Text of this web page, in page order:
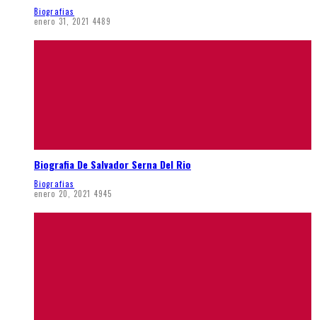
Biografias
enero 31, 2021 4489
Biografia De Salvador Serna Del Rio
Biografias
enero 20, 2021 4945